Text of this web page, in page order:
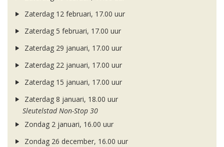
Zaterdag 12 februari, 17.00 uur
Zaterdag 5 februari, 17.00 uur
Zaterdag 29 januari, 17.00 uur
Zaterdag 22 januari, 17.00 uur
Zaterdag 15 januari, 17.00 uur
Zaterdag 8 januari, 18.00 uur
Sleutelstad Non-Stop 30
Zondag 2 januari, 16.00 uur
Zondag 26 december, 16.00 uur